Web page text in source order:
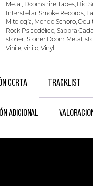
Metal , Doomshire Tapes, Hic
Interstellar Smoke Records,
Mitología, Mondo Sonoro,
Rock Psicodélico, Sabbra
stoner, Stoner Doom Metal ,
Vinile, vinilo, Vinyl
CORTA TRACKLIST
ADICIONAL